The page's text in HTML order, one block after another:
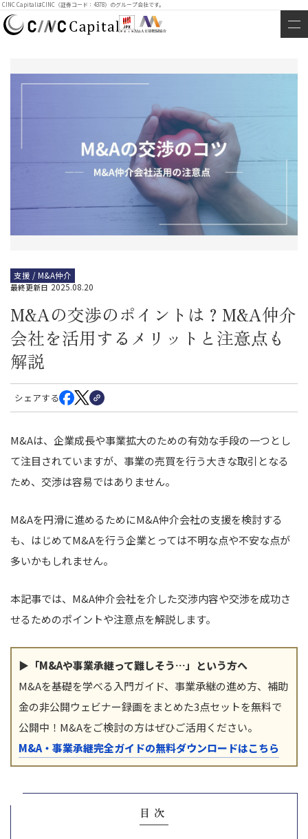
CINC CapitalはCINC（証券コード：4378）のグループ会社です。
支援 / M&A仲介
最終更新日 2025.08.20
M&Aの交渉のポイントは？M&A仲介
会社を活用するメリットと注意点も
解説
シェアする
M&Aは、企業成長や事業拡大のための有効な手段の一つとし
て注目されていますが、事業の売買を行う大きな取引となる
ため、交渉は容易ではありません。
M&Aを円滑に進めるためにM&A仲介会社の支援を検討する
も、はじめてM&Aを行う企業とっては不明な点や不安な点が
多いかもしれません。
本記事では、M&A仲介会社を介した交渉内容や交渉を成功さ
せるためのポイントや注意点を解説します。
▶「M&Aや事業承継って難しそう…」という方へ
M&Aを基礎を学べる入門ガイド、事業承継の進め方、補助
金の非公開ウェビナー録画をまとめた3点セットを無料で
公開中！M&Aをご検討の方はぜひご活用ください。
M&A・事業承継完全ガイドの無料ダウンロードはこちら
目次